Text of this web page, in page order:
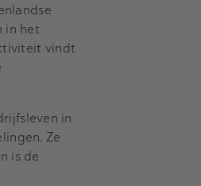
in het
vindt
in
Ze
is de